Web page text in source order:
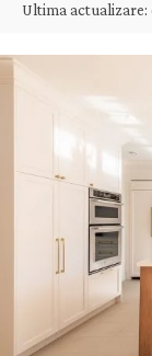
Ultima actualizare: